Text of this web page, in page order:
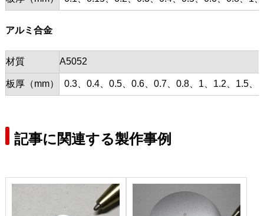
アルミ合金
材質 A5052
板厚（mm） 0.3、0.4、0.5、0.6、0.7、0.8、1、1.2、1.5、
記事に関連する製作事例